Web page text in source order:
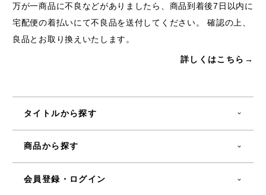
万が一商品に不良などがありましたら、商品到着後7日以内に
宅配便の着払いにて不良品を送付してください。 確認の上、
良品とお取り換えいたします。
詳しくはこちら→
タイトルから探す
商品から探す
会員登録・ログイン